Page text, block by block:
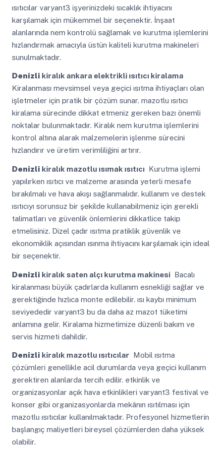
ısıtıcılar varyant3 işyerinizdeki sıcaklık ihtiyacını
karşılamak için mükemmel bir seçenektir. İnşaat
alanlarında nem kontrolü sağlamak ve kurutma işlemlerini
hızlandırmak amacıyla üstün kaliteli kurutma makineleri
sunulmaktadır.
Denizli kiralık ankara elektrikli ısıtıcı kiralama
Kiralanması mevsimsel veya geçici ısıtma ihtiyaçları olan
işletmeler için pratik bir çözüm sunar. mazotlu ısıtıcı
kiralama sürecinde dikkat etmeniz gereken bazı önemli
noktalar bulunmaktadır. Kiralık nem kurutma işlemlerini
kontrol altına alarak malzemelerin işlenme sürecini
hızlandırır ve üretim verimliliğini artırır.
Denizli kiralık mazotlu ısımak ısıtıcıKurutma işlemi
yapılırken ısıtıcı ve malzeme arasında yeterli mesafe
bırakılmalı ve hava akışı sağlanmalıdır. kullanım ve destek
ısıtıcıyı sorunsuz bir şekilde kullanabilmeniz için gerekli
talimatları ve güvenlik önlemlerini dikkatlice takip
etmelisiniz. Dizel çadır ısıtma pratiklik güvenlik ve
ekonomiklik açısından ısınma ihtiyacını karşılamak için ideal
bir seçenektir.
Denizli kiralık saten alçı kurutma makinesiBacalı
kiralanması büyük çadırlarda kullanım esnekliği sağlar ve
gerektiğinde hızlıca monte edilebilir. ısı kaybı minimum
seviyededir varyant3 bu da daha az mazot tüketimi
anlamına gelir. Kiralama hizmetimize düzenli bakım ve
servis hizmeti dahildir.
Denizli kiralık mazotlu ısıtıcılar Mobil ısıtma
çözümleri genellikle acil durumlarda veya geçici kullanım
gerektiren alanlarda tercih edilir. etkinlik ve
organizasyonlar açık hava etkinlikleri varyant3 festival ve
konser gibi organizasyonlarda mekânın ısıtılması için
mazotlu ısıtıcılar kullanılmaktadır. Profesyonel hizmetlerin
başlangıç maliyetleri bireysel çözümlerden daha yüksek
olabilir.